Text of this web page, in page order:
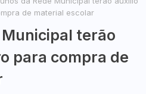
de material escolar
terão
para compra de